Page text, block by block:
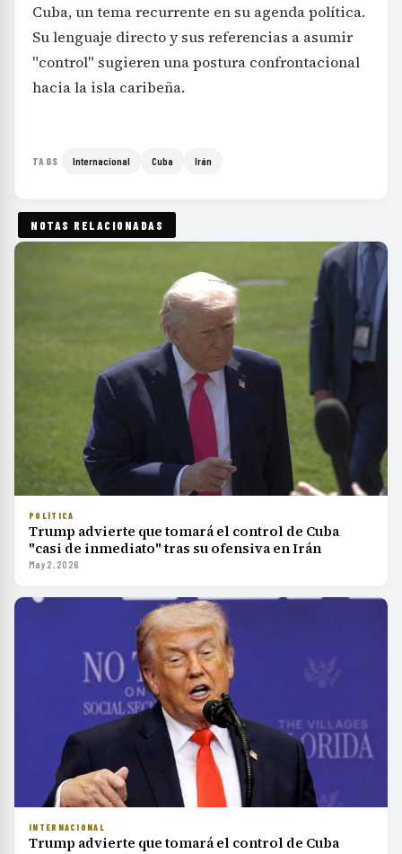
Cuba, un tema recurrente en su agenda política.
Su lenguaje directo y sus referencias a asumir
"control" sugieren una postura confrontacional
hacia la isla caribeña.
TAGS Internacional Cuba Irán
NOTAS RELACIONADAS
POLÍTICA
Trump advierte que tomará el control de Cuba
"casi de inmediato" tras su ofensiva en Irán
May 2, 2026
INTERNACIONAL
Trump advierte que tomará el control de Cuba